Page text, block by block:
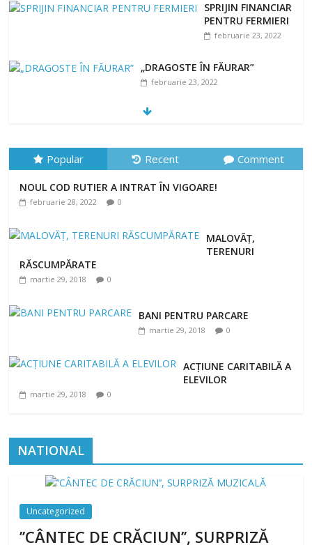
SPRIJIN FINANCIAR
PENTRU FERMIERI
februarie 23, 2022
„DRAGOSTE ÎN FĂURAR”
februarie 23, 2022
NOUL COD RUTIER A INTRAT ÎN VIGOARE!
Popular Recent Comment
NOUL COD RUTIER A INTRAT ÎN VIGOARE!
februarie 28, 2022 0
MALOVĂȚ,
TERENURI
RĂSCUMPĂRATE
martie 29, 2018 0
BANI PENTRU PARCARE
martie 29, 2018 0
ACȚIUNE CARITABILĂ A
ELEVILOR
martie 29, 2018 0
NATIONAL
Uncategorized
’’CÂNTEC DE CRĂCIUN’’, SURPRIZĂ